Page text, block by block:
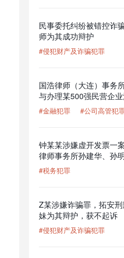
民事委托纠纷被错控诈
师为其成功辩护
#侵犯财产及诈骗犯罪
国浩律师（大连）事务
与办理某500强民营企
骗罪案
#金融犯罪 #公司高管犯
钟某某涉嫌虚开发票一
律师事务所孙建华、孙
辩护，获撤回移送审查
#税务犯罪
Z某涉嫌诈骗罪，拓安
妹为其辩护，获不起诉
#侵犯财产及诈骗犯罪